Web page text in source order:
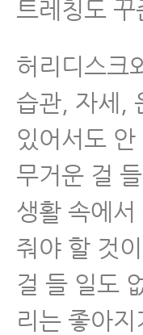
트레칭도
허리디스크
습관, 자세,
있어서도
무거운 걸
생활 속에
줘야 할 것
걸 들 일도
리는 좋아